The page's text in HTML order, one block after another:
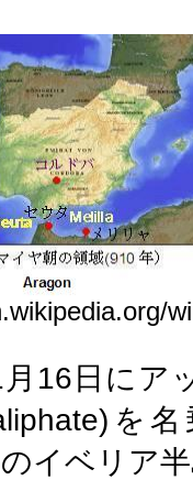
月 16 日にア
を
のイベリア